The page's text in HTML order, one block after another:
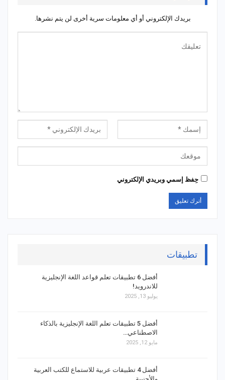
بريدك الإلكتروني أو أي معلومات سرية أخرى لن يتم نشرها.
حِفظ إسمي وبريدي الإلكتروني
تطبيقات
أفضل 6 تطبيقات تعلم قواعد اللغة الإنجليزية
للاندرويد!
يوليو 13, 2025
أفضل 5 تطبيقات تعلم اللغة الإنجليزية بالذكاء
الاصطناعي…
مايو 12, 2025
أفضل 4 تطبيقات عربية للاستماع للكتب العربية